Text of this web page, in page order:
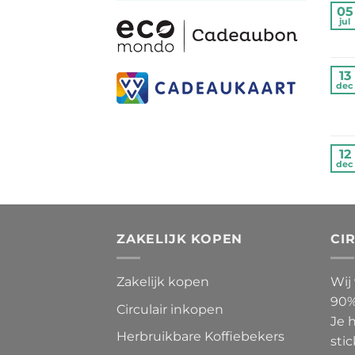
05
jul
13
dec
12
dec
ZAKELIJK KOPEN
Zakelijk kopen
Circulair inkopen
Herbruikbare Koffiebekers
Wij
Je